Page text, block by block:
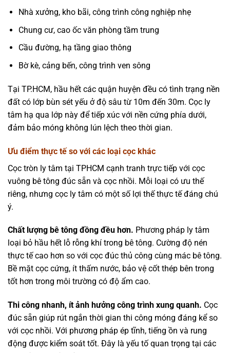
Nhà xưởng, kho bãi, công trình công nghiệp nhẹ
Chung cư, cao ốc văn phòng tầm trung
Cầu đường, hạ tầng giao thông
Bờ kè, cảng bến, công trình ven sông
Tại TP.HCM, hầu hết các quận huyện đều có tình trạng nền
đất có lớp bùn sét yếu ở độ sâu từ 10m đến 30m. Cọc ly
tâm hạ qua lớp này để tiếp xúc với nền cứng phía dưới,
đảm bảo móng không lún lệch theo thời gian.
Ưu điểm thực tế so với các loại cọc khác
Cọc tròn ly tâm tại TPHCM cạnh tranh trực tiếp với cọc
vuông bê tông đúc sẵn và cọc nhồi. Mỗi loại có ưu thế
riêng, nhưng cọc ly tâm có một số lợi thế thực tế đáng chú
ý.
Chất lượng bê tông đồng đều hơn. Phương pháp ly tâm
loại bỏ hầu hết lỗ rỗng khí trong bê tông. Cường độ nén
thực tế cao hơn so với cọc đúc thủ công cùng mác bê tông.
Bề mặt cọc cứng, ít thấm nước, bảo vệ cốt thép bên trong
tốt hơn trong môi trường có độ ẩm cao.
Thi công nhanh, ít ảnh hưởng công trình xung quanh. Cọc
đúc sẵn giúp rút ngắn thời gian thi công móng đáng kể so
với cọc nhồi. Với phương pháp ép tĩnh, tiếng ồn và rung
động được kiểm soát tốt. Đây là yếu tố quan trọng tại các